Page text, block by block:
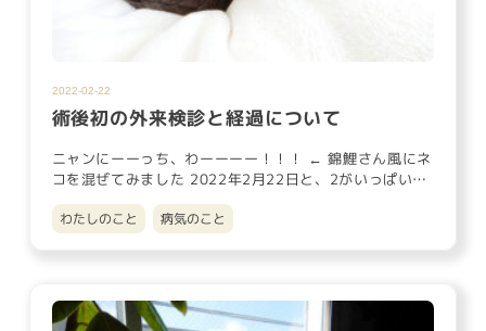
2022-02-22
術後初の外来検診と経過について
ニャンにーーっち、わーーーー！！！ ← 錦鯉さん風にネ
コを混ぜてみました 2022年2月22日と、2がいっぱいの
ニャンダ…
わたしのこと 病気のこと